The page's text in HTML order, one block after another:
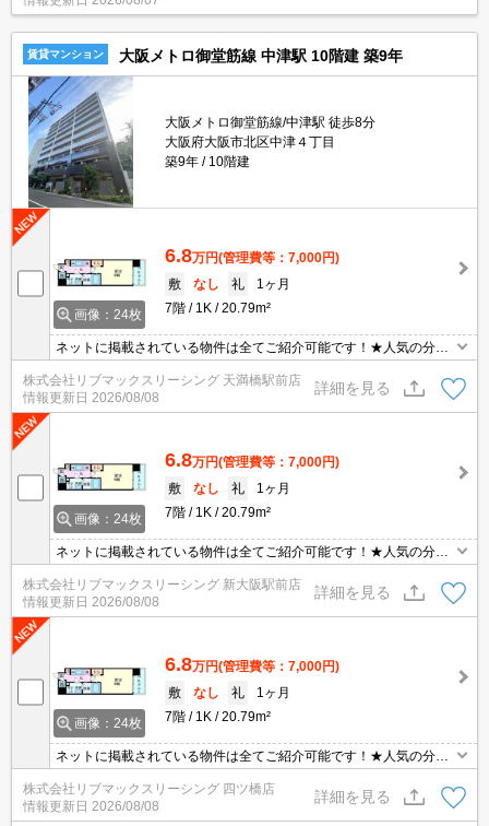
問合せ下さい♪
賃貸マンション 大阪メトロ御堂筋線 中津駅 10階建 築9年
大阪メトロ御堂筋線/中津駅 徒歩8分
大阪府大阪市北区中津４丁目
築9年
10階建
画像：24枚
6.8万円(管理費等：7,000円)
敷
なし 礼
1ヶ月
7階
1K 20.79m²
ネットに掲載されている物件は全てご紹介可能です！★人気の分譲
型マンション★初期費用クレジット決済可能★保証人不要★ご内覧
可能です。
株式会社リブマックスリーシング 天満橋駅前店
情報更新日 2026/08/08
詳細を見る
画像：24枚
6.8万円(管理費等：7,000円)
敷
なし 礼
1ヶ月
7階
1K 20.79m²
ネットに掲載されている物件は全てご紹介可能です！★人気の分譲
型マンション★初期費用クレジット決済可能★保証人不要★ご内覧
可能です。
株式会社リブマックスリーシング 新大阪駅前店
情報更新日 2026/08/08
詳細を見る
画像：24枚
6.8万円(管理費等：7,000円)
敷
なし 礼
1ヶ月
7階
1K 20.79m²
ネットに掲載されている物件は全てご紹介可能です！★人気の分譲
型マンション★初期費用クレジット決済可能★保証人不要★ご内覧
可能です。
株式会社リブマックスリーシング 四ツ橋店
情報更新日 2026/08/08
詳細を見る